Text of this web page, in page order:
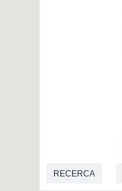
RECERCA